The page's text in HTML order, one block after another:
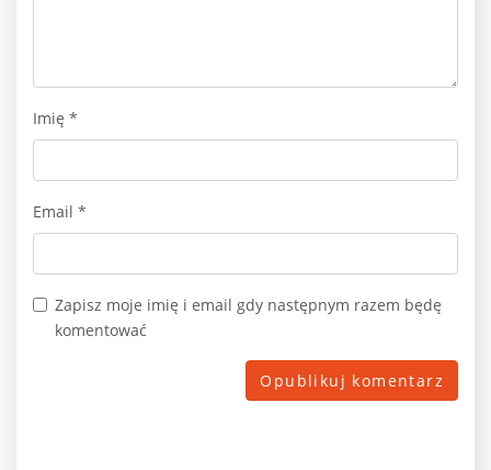
Imię *
Email *
Zapisz moje imię i email gdy następnym razem będę
komentować